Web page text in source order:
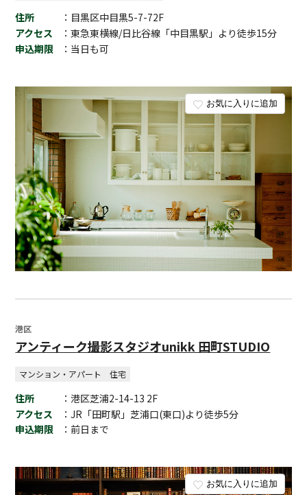
お気に入りに追加
住所
：目黒区中目黒5-7-72F
アクセス
：東急東横線/日比谷線「中目黒駅」より徒歩15分
申込期限
：当日も可
お気に入りに追加
港区
アンティーク撮影スタジオunikk 田町STUDIO
マンション・アパート 住宅
住所
：港区芝浦2-14-13 2F
アクセス
：JR「田町駅」芝浦口(東口)より徒歩5分
申込期限
：前日まで